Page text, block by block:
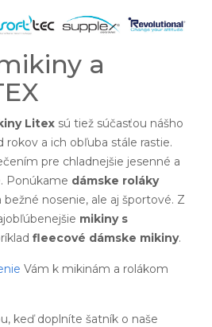
a
Litex sú tiež súčasťou nášho
rokov a ich obľuba stále rastie.
pre chladnejšie jesenné a
Ponúkame dámske roláky
nosenie, ale aj športové. Z
mikiny s
fleecové dámske mikiny.
Vám k mikinám a rolákom
keď doplníte šatník o naše